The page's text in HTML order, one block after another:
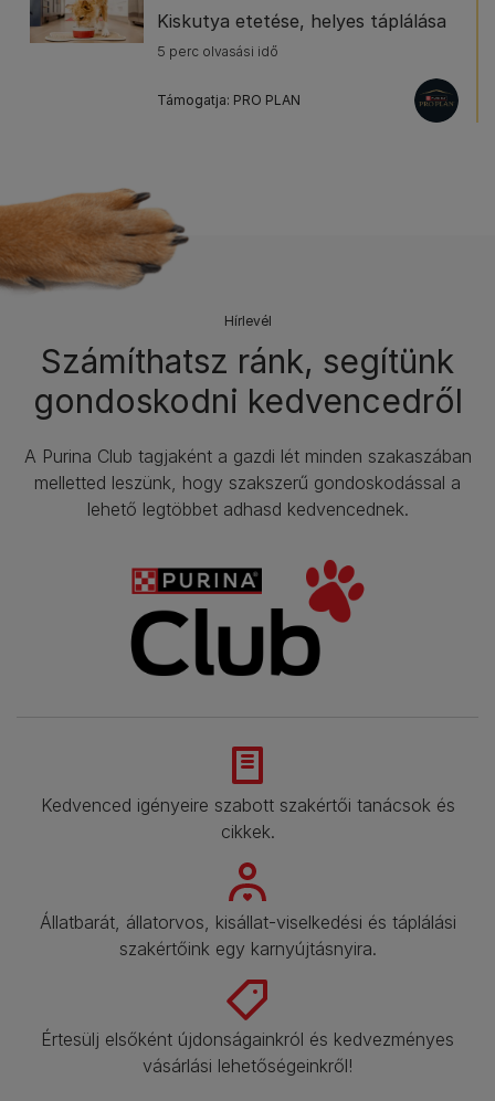
Kiskutya etetése, helyes táplálása
5 perc olvasási idő
Támogatja: PRO PLAN
Hírlevél​
Számíthatsz ránk, segítünk
gondoskodni kedvencedről
A Purina Club tagjaként a gazdi lét minden szakaszában
melletted leszünk, hogy szakszerű gondoskodással a
lehető legtöbbet adhasd kedvencednek.
Kedvenced igényeire szabott szakértői tanácsok és
cikkek.​
Állatbarát, állatorvos, kisállat-viselkedési és táplálási
szakértőink egy karnyújtásnyira.​
Értesülj elsőként újdonságainkról és kedvezményes
vásárlási lehetőségeinkről!​